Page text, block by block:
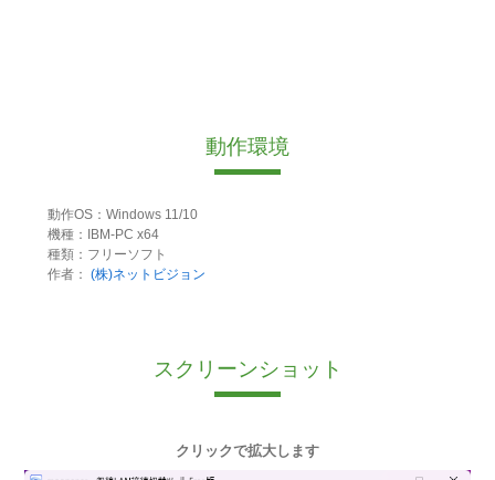
動作環境
動作OS：Windows 11/10
機種：IBM-PC x64
種類：フリーソフト
作者： (株)ネットビジョン
スクリーンショット
クリックで拡大します